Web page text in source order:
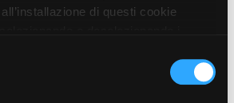
di questi cookie
di accettare tutti i cookie, cliccando
tutti i cookie”. Cliccando sul tasto